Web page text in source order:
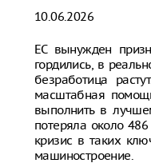
10.06.2026
ЕС вынужден
гордились, в
безработица
масштабная
выполнить в
потеряла около
кризис в таких
машиностроение.